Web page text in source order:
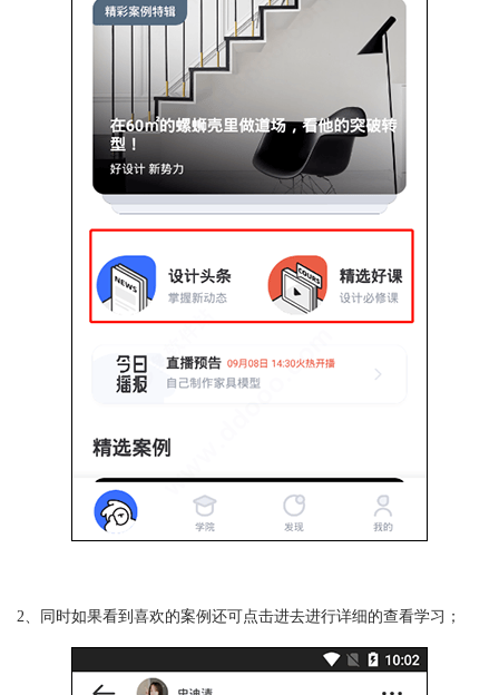
2、同时如果看到喜欢的案例还可点击进去进行详细的查看学习；